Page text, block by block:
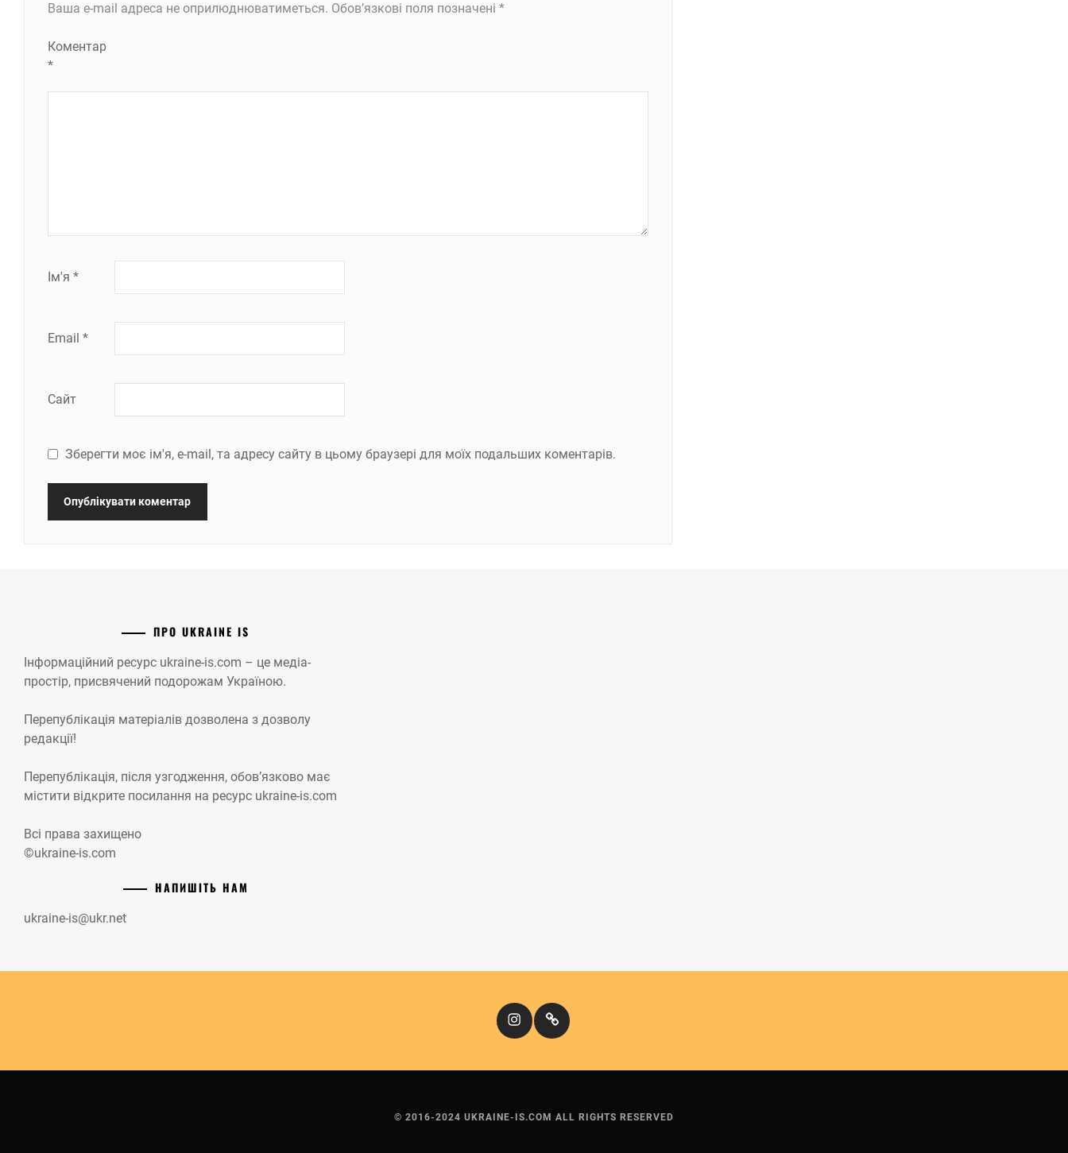
Ваша e-mail адреса не оприлюднюватиметься. Обов’язкові поля позначені *
Коментар
*
Ім'я *
Email *
Сайт
Зберегти моє ім'я, e-mail, та адресу сайту в цьому браузері для моїх подальших коментарів.
ПРО UKRAINE IS
Інформаційний ресурс ukraine-is.com – це медіа-
простір, присвячений подорожам Україною.
Перепублікація матеріалів дозволена з дозволу
редакції!
Перепублікація, після узгодження, обов’язково має
містити відкрите посилання на ресурс ukraine-is.com
Всі права захищено
©ukraine-is.com
НАПИШІТЬ НАМ
ukraine-is@ukr.net
InstagramКіномандри
© 2016-2024 UKRAINE-IS.COM ALL RIGHTS RESERVED